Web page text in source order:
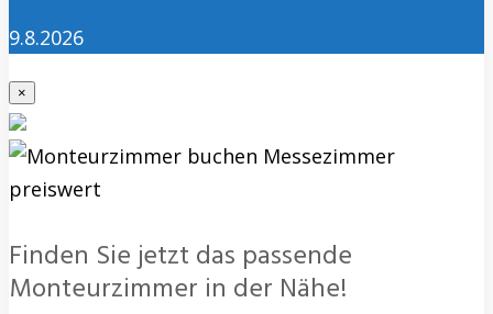
9.8.2026
×
Finden Sie jetzt das passende
Monteurzimmer in der Nähe!